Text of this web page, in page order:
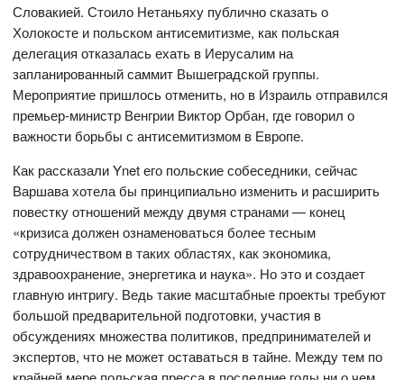
Словакией. Стоило Нетаньяху публично сказать о
Холокосте и польском антисемитизме, как польская
делегация отказалась ехать в Иерусалим на
запланированный саммит Вышеградской группы.
Мероприятие пришлось отменить, но в Израиль отправился
премьер-министр Венгрии Виктор Орбан, где говорил о
важности борьбы с антисемитизмом в Европе.
Как рассказали Ynet его польские собеседники, сейчас
Варшава хотела бы принципиально изменить и расширить
повестку отношений между двумя странами — конец
«кризиса должен ознаменоваться более тесным
сотрудничеством в таких областях, как экономика,
здравоохранение, энергетика и наука». Но это и создает
главную интригу. Ведь такие масштабные проекты требуют
большой предварительной подготовки, участия в
обсуждениях множества политиков, предпринимателей и
экспертов, что не может оставаться в тайне. Между тем по